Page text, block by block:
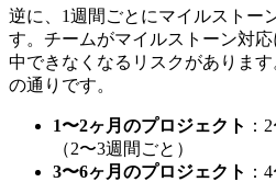
逆に、1週間ごとにマイルストー
す。チームがマイルストーン対
中できなくなるリスクがありま
の通りです。
1〜2ヶ月のプロジェクト ：
（2〜3週間ごと）
3〜6ヶ月のプロジェクト ：